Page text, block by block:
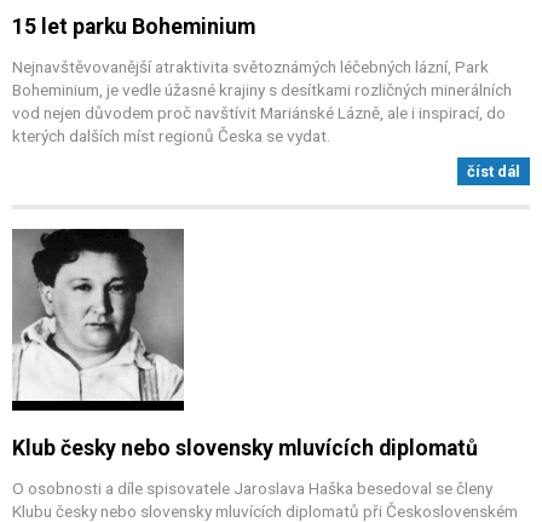
15 let parku Boheminium
Nejnavštěvovanější atraktivita světoznámých léčebných lázní, Park
Boheminium, je vedle úžasné krajiny s desítkami rozličných minerálních
vod nejen důvodem proč navštívit Mariánské Lázně, ale i inspirací, do
kterých dalších míst regionů Česka se vydat.
číst dál
Klub česky nebo slovensky mluvících diplomatů
O osobnosti a díle spisovatele Jaroslava Haška besedoval se členy
Klubu česky nebo slovensky mluvících diplomatů při Československém